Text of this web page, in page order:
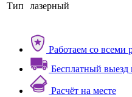
Тип
лазерный
Работаем со всеми
Бесплатный
Расчёт на месте